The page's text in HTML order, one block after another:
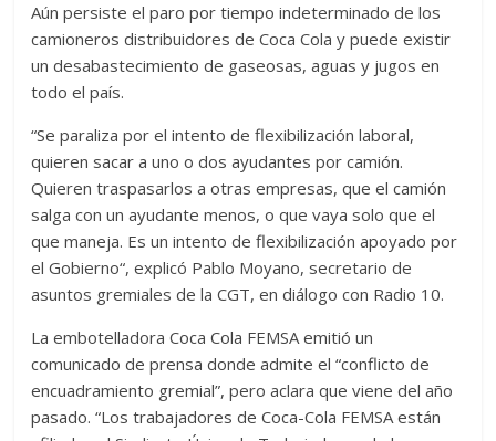
Aún persiste el paro por tiempo indeterminado de los
camioneros distribuidores de Coca Cola y puede existir
un desabastecimiento de gaseosas, aguas y jugos en
todo el país.
“Se paraliza por el intento de flexibilización laboral,
quieren sacar a uno o dos ayudantes por camión.
Quieren traspasarlos a otras empresas, que el camión
salga con un ayudante menos, o que vaya solo que el
que maneja. Es un intento de flexibilización apoyado por
el Gobierno“, explicó Pablo Moyano, secretario de
asuntos gremiales de la CGT, en diálogo con Radio 10.
La embotelladora Coca Cola FEMSA emitió un
comunicado de prensa donde admite el “conflicto de
encuadramiento gremial”, pero aclara que viene del año
pasado. “Los trabajadores de Coca-Cola FEMSA están